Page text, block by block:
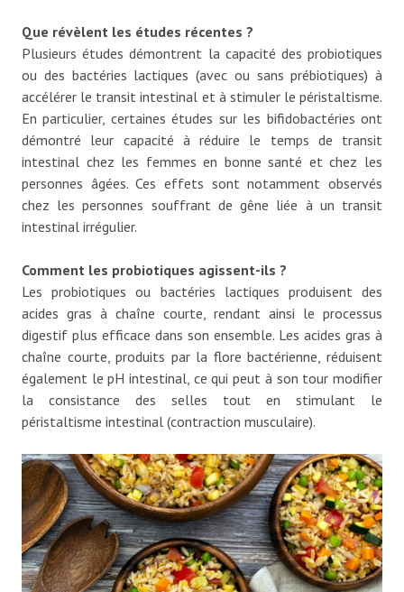
Que révèlent les études récentes ?
Plusieurs études démontrent la capacité des probiotiques
ou des bactéries lactiques (avec ou sans prébiotiques) à
accélérer le transit intestinal et à stimuler le péristaltisme.
En particulier, certaines études sur les bifidobactéries ont
démontré leur capacité à réduire le temps de transit
intestinal chez les femmes en bonne santé et chez les
personnes âgées. Ces effets sont notamment observés
chez les personnes souffrant de gêne liée à un transit
intestinal irrégulier.
Comment les probiotiques agissent-ils ?
Les probiotiques ou bactéries lactiques produisent des
acides gras à chaîne courte, rendant ainsi le processus
digestif plus efficace dans son ensemble. Les acides gras à
chaîne courte, produits par la flore bactérienne, réduisent
également le pH intestinal, ce qui peut à son tour modifier
la consistance des selles tout en stimulant le
péristaltisme intestinal (contraction musculaire).